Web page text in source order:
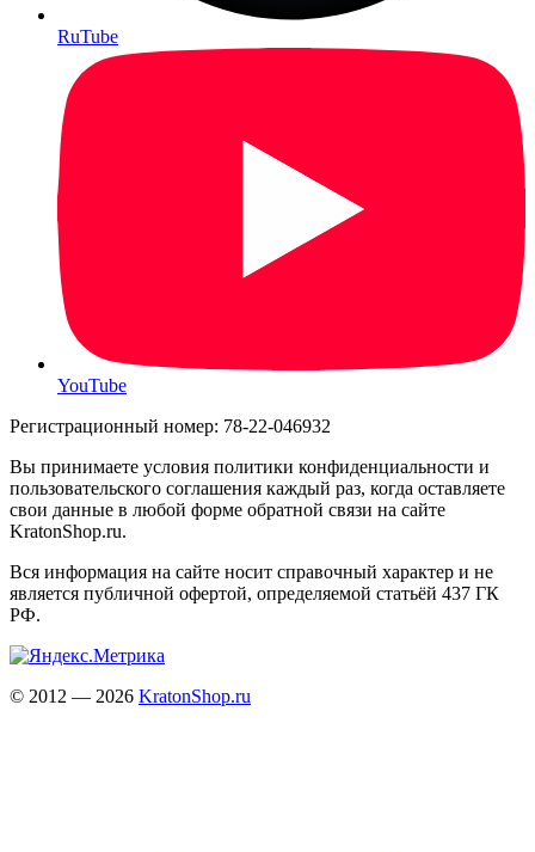
RuTube
YouTube
Регистрационный номер: 78-22-046932
Вы принимаете условия политики конфиденциальности и
пользовательского соглашения каждый раз, когда оставляете
свои данные в любой форме обратной связи на сайте
KratonShop.ru.
Вся информация на сайте носит справочный характер и не
является публичной офертой, определяемой статьёй 437 ГК
РФ.
© 2012 — 2026 KratonShop.ru